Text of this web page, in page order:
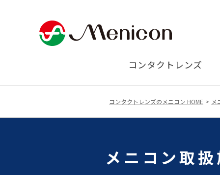
コンタクトレンズ
コンタクトレンズのメニコン HOME メ
メニコン取